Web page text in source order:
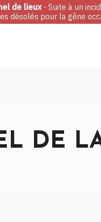
de lieux- Suite à un
désolés pour la gêne
DE